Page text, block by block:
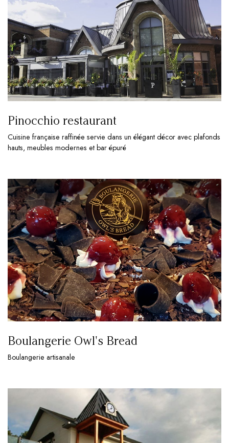
Pinocchio restaurant
Cuisine française raffinée servie dans un élégant décor avec plafonds
hauts, meubles modernes et bar épuré
Boulangerie Owl's Bread
Boulangerie artisanale